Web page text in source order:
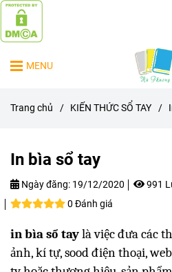
MENU
Trang chủ / KIẾN THỨC SỔ TAY /
In bìa sổ tay
Ngày đăng: 19/12/2020
991
0 Đánh giá
in bìa sổ taylà việc đưa các
ảnh, kí tự, sood điện thoại,